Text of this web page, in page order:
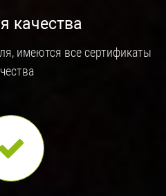
качества
имеются все сертификаты